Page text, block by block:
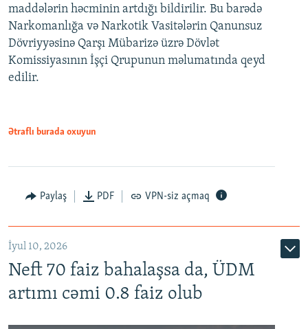
maddələrin həcminin artdığı bildirilir. Bu barədə
Narkomanlığa və Narkotik Vasitələrin Qanunsuz
Dövriyyəsinə Qarşı Mübarizə üzrə Dövlət
Komissiyasının İşçi Qrupunun məlumatında qeyd
edilir.
Ətraflı burada oxuyun
Paylaş PDF VPN-siz açmaq
İyul 10, 2026
Neft 70 faiz bahalaşsa da, ÜDM
artımı cəmi 0.8 faiz olub